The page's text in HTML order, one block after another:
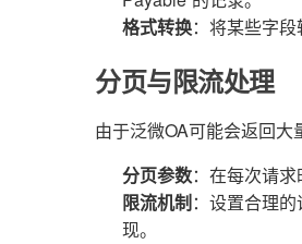
格式转换：将某些字
分页与限流处理
由于泛微OA可能会返回大
分页参数：在每次请
限流机制：设置合理
现。